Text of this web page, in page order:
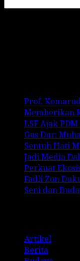
Prof.
Memberikan
LSF Ajak
Gus Dur:
Sentuh Hati
Jadi Media
Perkuat
Fadli Zon
Seni dan
Artikel
Berita